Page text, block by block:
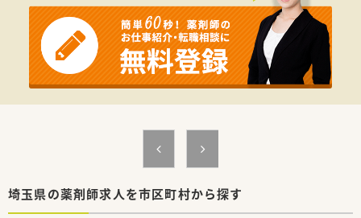
埼玉県の薬剤師求人を市区町村から探す